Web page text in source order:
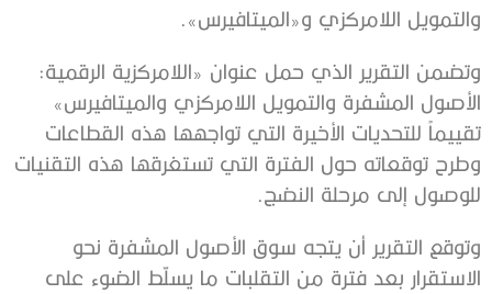
والتمويل اللامركزي و«الميتافيرس».
وتضمن التقرير الذي حمل عنوان «اللامركزية الرقمية:
الأصول المشفرة والتمويل اللامركزي والميتافيرس»
تقييماً للتحديات الأخيرة التي تواجهها هذه القطاعات
وطرح توقعاته حول الفترة التي تستغرقها هذه التقنيات
للوصول إلى مرحلة النضج.
وتوقع التقرير أن يتجه سوق الأصول المشفرة نحو
الاستقرار بعد فترة من التقلبات ما يسلّط الضوء على